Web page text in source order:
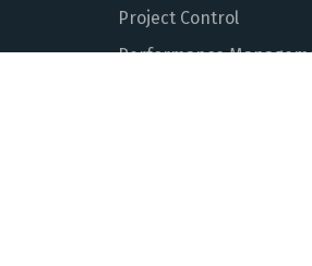
Project Control
Performance